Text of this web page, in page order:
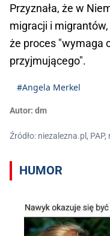
Przyznała, że w
migracji i
że proces "wymaga
przyjmującego".
#Angela Merkel
Autor: dm
Źródło: niezalezna.pl,
HUMOR